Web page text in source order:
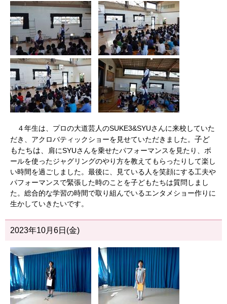
４年生は、プロの大道芸人のSUKE3&SYUさんに来校していた
だき、アクロバティックショーを見せていただきました。 子ど
もたちは、
肩にSYUさんを乗せたパフォーマンスを見たり、ボ
ールを使ったジャグリングのやり方を教えてもらったりして楽し
い時間を過ごしました。最後に、見ている人を笑顔にする工夫や
パフォーマンスで緊張した時のことを子どもたちは質問しまし
た。総合的な学習の時間で取り組んでいるエンタメショー作りに
生かしていきたいです。
2023年10月6日(金)